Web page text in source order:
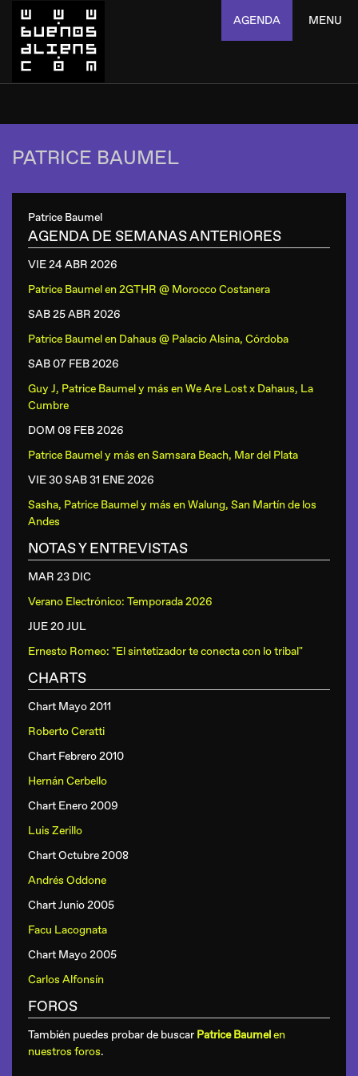
AGENDA MENU
PATRICE BAUMEL
Patrice Baumel
AGENDA DE SEMANAS ANTERIORES
VIE 24 ABR 2026
Patrice Baumelen2GTHR @ Morocco Costanera
SAB 25 ABR 2026
Patrice Baumelen Dahaus @ Palacio Alsina, Córdoba
SAB 07 FEB2026
Guy J, Patrice Baumel y más enWe Are Lost x Dahaus, La
Cumbre
DOM 08 FEB2026
Patrice Baumel y más enSamsara Beach, Mar del Plata
VIE 30 SAB 31 ENE2026
Sasha, Patrice Baumel y más enWalung, San Martín de los
Andes
NOTAS Y ENTREVISTAS
MAR 23 DIC
Verano Electrónico: Temporada 2026
JUE 20 JUL
Ernesto Romeo: "El sintetizador te conecta con lo tribal"
CHARTS
Chart Mayo 2011
Roberto Ceratti
Chart Febrero 2010
Hernán Cerbello
Chart Enero 2009
Luis Zerillo
Chart Octubre 2008
Andrés Oddone
Chart Junio 2005
Facu Lacognata
Chart Mayo 2005
Carlos Alfonsín
FOROS
También puedes probar de buscar Patrice Baumelen
nuestros foros.